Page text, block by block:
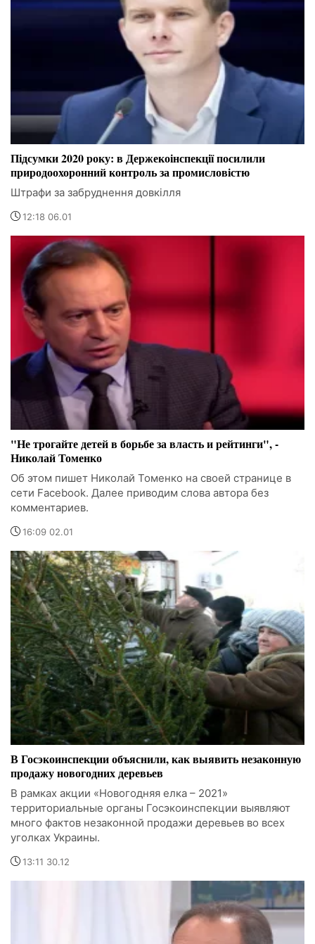
Підсумки 2020 року: в Держекоінспекції посилили
природоохоронний контроль за промисловістю
Штрафи за забруднення довкілля
12:18 06.01
"Не трогайте детей в борьбе за власть и рейтинги", -
Николай Томенко
Об этом пишет Николай Томенко на своей странице в
сети Facebook. Далее приводим слова автора без
комментариев.
16:09 02.01
В Госэкоинспекции объяснили, как выявить незаконную
продажу новогодних деревьев
В рамках акции «Новогодняя елка – 2021»
территориальные органы Госэкоинспекции выявляют
много фактов незаконной продажи деревьев во всех
уголках Украины.
13:11 30.12